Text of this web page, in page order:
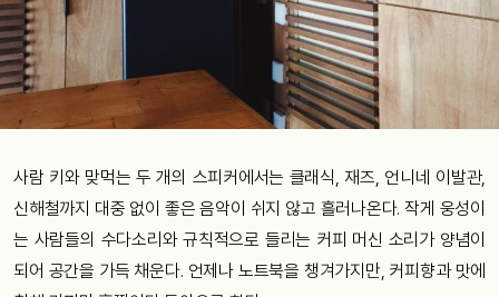
사람 키와 맞먹는 두 개의 스피커에서는 클래식, 재즈, 언니네 이발관,
신해철까지 대중 없이 좋은 음악이 쉬지 않고 흘러나온다. 작게 웅성이
는 사람들의 수다소리와 규칙적으로 들리는 커피 머신 소리가 양념이
되어 공간을 가득 채운다. 언제나 노트북을 챙겨가지만, 커피향과 맛에